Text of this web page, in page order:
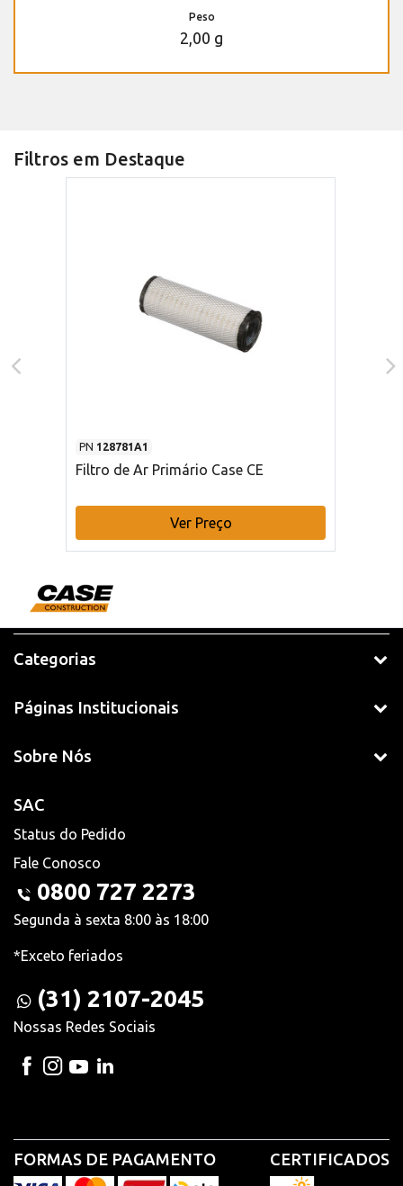
Peso
2,00 g
Filtros em Destaque
PN 128781A1
Filtro de Ar Primário Case CE
Ver Preço
Categorias
Páginas Institucionais
Sobre Nós
SAC
Status do Pedido
Fale Conosco
0800 727 2273
Segunda à sexta 8:00 às 18:00
*Exceto feriados
(31) 2107-2045
Nossas Redes Sociais
FORMAS DE PAGAMENTO CERTIFICADOS